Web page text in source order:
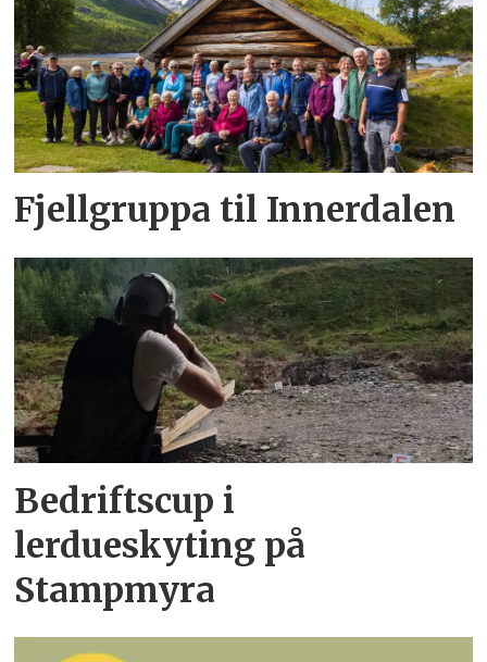
Fjellgruppa til Innerdalen
Bedriftscup i
lerdueskyting på
Stampmyra